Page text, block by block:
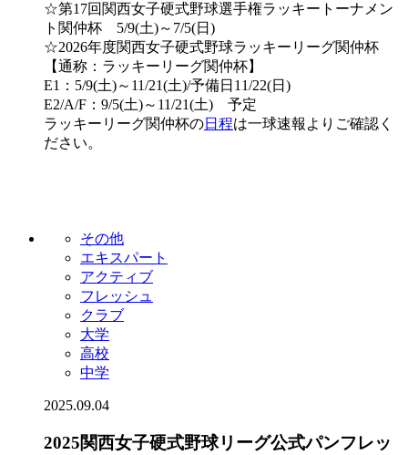
☆第17回関西女子硬式野球選手権ラッキートーナメン
ト関仲杯 5/9(土)～7/5(日)
☆2026年度関西女子硬式野球ラッキーリーグ関仲杯
【通称：ラッキーリーグ関仲杯】
E1：5/9(土)～11/21(土)/予備日11/22(日)
E2/A/F：9/5(土)～11/21(土) 予定
ラッキーリーグ関仲杯の日程は一球速報よりご確認く
ださい。
その他
エキスパート
アクティブ
フレッシュ
クラブ
大学
高校
中学
2025.09.04
2025関西女子硬式野球リーグ公式パンフレッ